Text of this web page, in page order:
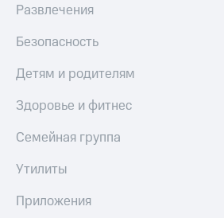
Развлечения
Безопасность
Детям и родителям
Здоровье и фитнес
Семейная группа
Утилиты
Приложения